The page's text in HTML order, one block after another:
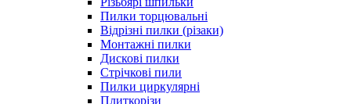
Пилки торцювальні
Відрізні пилки (різаки)
Монтажні пилки
Дискові пилки
Стрічкові пили
Пилки циркулярні
Плиткорізи